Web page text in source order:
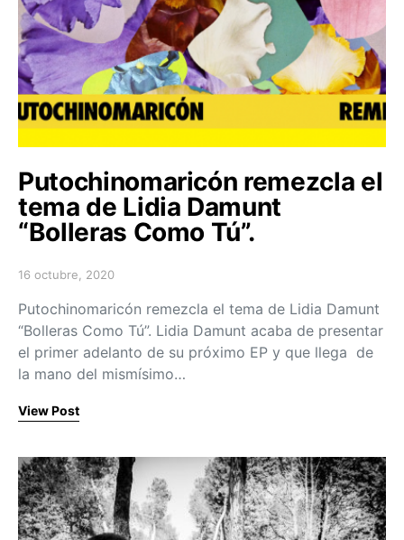
Putochinomaricón remezcla el
tema de Lidia Damunt
“Bolleras Como Tú”.
Posted on
16 octubre, 2020
Putochinomaricón remezcla el tema de Lidia Damunt
“Bolleras Como Tú”. Lidia Damunt acaba de presentar
el primer adelanto de su próximo EP y que llega de
la mano del mismísimo…
View Post